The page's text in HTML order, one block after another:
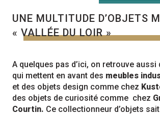
UNE MULTITUDE D’OBJETS
« VALLÉE DU LOIR »
A quelques pas d’ici, on retrouve aussi
qui mettent en avant des meubles
et des objets design comme chez
des objets de curiosité comme chez
Courtin. Ce collectionneur d’objets